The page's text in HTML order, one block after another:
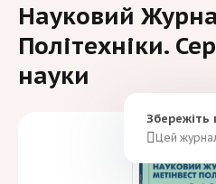
Науковий
Політехніки.
науки
Збережіть
Цей